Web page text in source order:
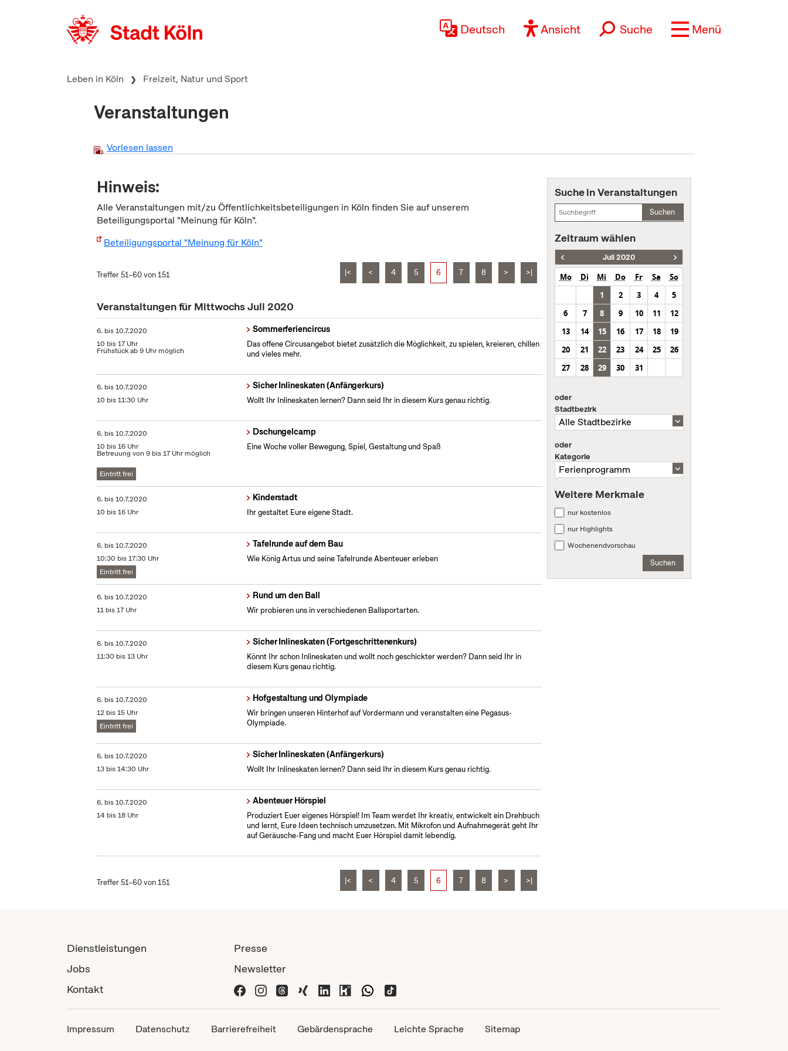
Deutsch Ansicht Suche Menü
Leben in Köln Freizeit, Natur und Sport
Veranstaltungen
Vorlesen lassen
Hinweis:
Alle Veranstaltungen mit/zu Öffentlichkeitsbeteiligungen in Köln finden Sie auf unserem
Beteiligungsportal "Meinung für Köln".
Beteiligungsportal "Meinung für Köln"
Treffer 51–60 von 151 |< < 4 5 6 7 8 > >|
Veranstaltungen für Mittwochs Juli 2020
6. bis10.7.2020
10 bis 17 Uhr
Frühstück ab 9 Uhr möglich
Sommerferiencircus
Das offene Circusangebot bietet zusätzlich die Möglichkeit, zu spielen, kreieren, chillen
und vieles mehr.
6. bis10.7.2020
10 bis 11:30 Uhr
Sicher Inlineskaten (Anfängerkurs)
Wollt Ihr Inlineskaten lernen? Dann seid Ihr in diesem Kurs genau richtig.
6. bis10.7.2020
10 bis 16 Uhr
Betreuung von 9 bis 17 Uhr möglich
Eintritt frei
Dschungelcamp
Eine Woche voller Bewegung, Spiel, Gestaltung und Spaß
6. bis10.7.2020
10 bis 16 Uhr
Kinderstadt
Ihr gestaltet Eure eigene Stadt.
6. bis10.7.2020
10:30 bis 17:30 Uhr
Eintritt frei
Tafelrunde auf dem Bau
Wie König Artus und seine Tafelrunde Abenteuer erleben
6. bis10.7.2020
11 bis 17 Uhr
Rund um den Ball
Wir probieren uns in verschiedenen Ballsportarten.
6. bis10.7.2020
11:30 bis 13 Uhr
Sicher Inlineskaten (Fortgeschrittenenkurs)
Könnt Ihr schon Inlineskaten und wollt noch geschickter werden? Dann seid Ihr in
diesem Kurs genau richtig.
6. bis10.7.2020
12 bis 15 Uhr
Eintritt frei
Hofgestaltung und Olympiade
Wir bringen unseren Hinterhof auf Vordermann und veranstalten eine Pegasus-
Olympiade.
6. bis10.7.2020
13 bis 14:30 Uhr
Sicher Inlineskaten (Anfängerkurs)
Wollt Ihr Inlineskaten lernen? Dann seid Ihr in diesem Kurs genau richtig.
6. bis10.7.2020
14 bis 18 Uhr
Abenteuer Hörspiel
Produziert Euer eigenes Hörspiel! Im Team werdet Ihr kreativ, entwickelt ein Drehbuch
und lernt, Eure Ideen technisch umzusetzen. Mit Mikrofon und Aufnahmegerät geht Ihr
auf Geräusche-Fang und macht Euer Hörspiel damit lebendig.
Treffer 51–60 von 151 |< < 4 5 6 7 8 > >|
Suche in Veranstaltungen
Suchen
Zeitraum wählen
Juli 2020
Mo Di Mi Do Fr Sa
So
1
2 3 4
5
6
7 8 9 10 11
12
13
14 15 16 17 18
19
20
21 22 23 24 25
26
27
28 29 30 31
oder
Stadtbezirk
oder
Kategorie
Weitere Merkmale
nur kostenlos
nur Highlights
Wochenendvorschau
Suchen
Dienstleistungen
Jobs
Kontakt
Presse
Newsletter
Impressum Datenschutz Barrierefreiheit Gebärdensprache Leichte Sprache Sitemap